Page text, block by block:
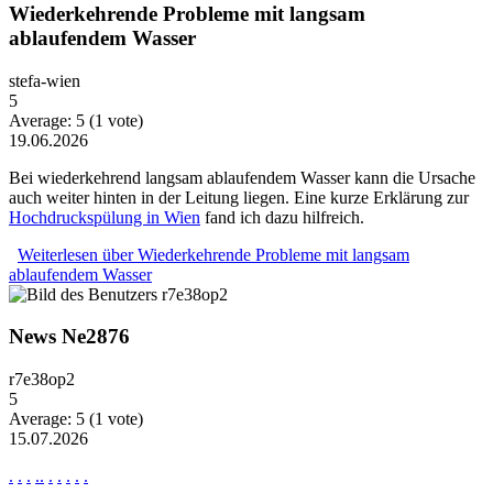
Wiederkehrende Probleme mit langsam
ablaufendem Wasser
stefa-wien
5
Average: 5 (1 vote)
19.06.2026
Bei wiederkehrend langsam ablaufendem Wasser kann die Ursache
auch weiter hinten in der Leitung liegen. Eine kurze Erklärung zur
Hochdruckspülung in Wien fand ich dazu hilfreich.
Weiterlesen über Wiederkehrende Probleme mit langsam
ablaufendem Wasser
News Ne2876
r7e38op2
5
Average: 5 (1 vote)
15.07.2026
. . . .. . . . . .